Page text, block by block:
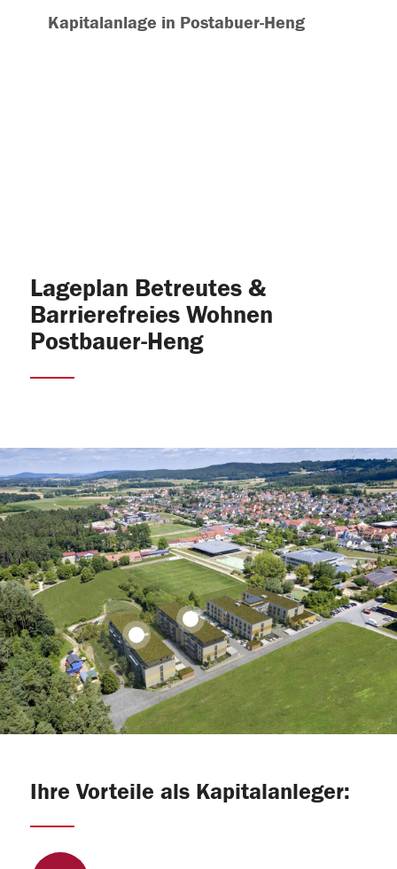
Kapitalanlage in Postabuer-Heng
Lageplan Betreutes &
Barrierefreies Wohnen
Postbauer-Heng
1
2
Ihre Vorteile als Kapitalanleger: